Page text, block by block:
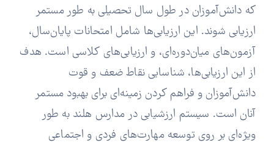
که دانش‌آموزان در طول سال تحصیلی به طور مستمر
ارزیابی شوند. این ارزیابی‌ها شامل امتحانات پایان‌سال،
آزمون‌های میان‌دوره‌ای، و ارزیابی‌های کلاسی است. هدف
از این ارزیابی‌ها، شناسایی نقاط ضعف و قوت
دانش‌آموزان و فراهم کردن زمینه‌ای برای بهبود مستمر
آنان است. سیستم ارزشیابی در مدارس هلند به طور
ویژه‌ای بر روی توسعه مهارت‌های فردی و اجتماعی